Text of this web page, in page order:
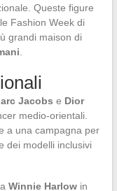
Queste figure
Fashion Week di
grandi maison di
Jacobs e Dior
medio-orientali.
a una campagna per
dei modelli inclusivi
Winnie Harlowin